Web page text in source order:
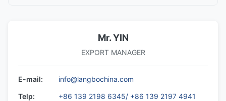
Mr. YIN
EXPORT MANAGER
E-mail:
info@langbochina.com
Telp:
+86 139 2198 6345/ +86 139 2197 4941